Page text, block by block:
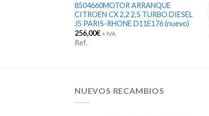
8504660MOTOR ARRANQUE
CITROEN CX 2,2 2,5 TURBO DIESEL
J5 PARIS-RHONE D11E176 (nuevo)
256,00€ + IVA
Ref.
NUEVOS RECAMBIOS